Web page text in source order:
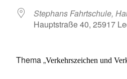
Stephans Fahrtschule,
Hauptstraße 40, 25917
Thema „Verkehrszeichen und